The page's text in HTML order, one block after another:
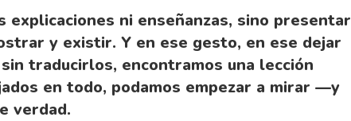
ni enseñanzas, sino presentar
y existir. Y en ese gesto, en ese dejar
traducirlos, encontramos una lección
en todo, podamos empezar a mirar —y
verdad.